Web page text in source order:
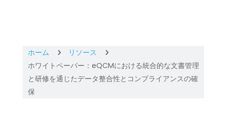
ホーム 5 リソース 5
ホワイトペーパー：eQCMにおける統合的な文書管理
と研修を通じたデータ整合性とコンプライアンスの確
保